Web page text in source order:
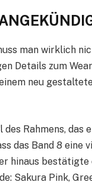
man wirklich
Details zum
neu
Rahmens, das
das Band 8
hinaus
Sakura Pink,